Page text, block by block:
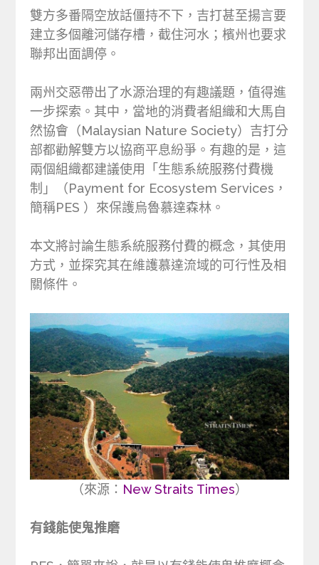
雙方多番隔空放話僵持不下，吉打甚至揚言要
建立多個離河儲存槽，截住河水；檳州也要求
聯邦出面調停。
兩州交惡帶出了水源治理的有趣議題，值得進
一步探索。其中，當地的消費者組織和大馬自
然協會（Malaysian Nature Society）吉打分
部都勸解雙方以協商平息紛爭。有趣的是，這
兩個組織都建議使用「生態系統服務付費機
制」（Payment for Ecosystem Services，
簡稱PES ）來保護烏魯慕達森林。
本文將討論生態系統服務付費的概念，其使用
方式，並探究其在維護慕達流域的可行性及相
關條件。
（來源： New Straits Times）
有錢能使鬼推磨